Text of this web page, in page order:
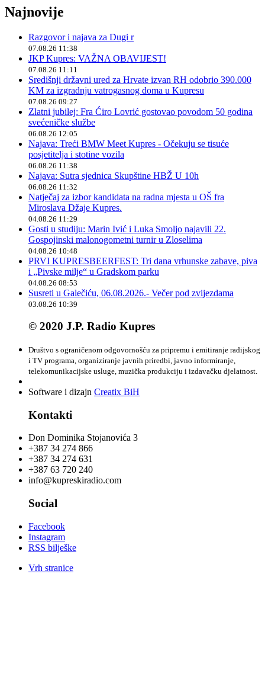
Najnovije
Razgovor i najava za Dugi r
07.08.26 11:38
JKP Kupres: VAŽNA OBAVIJEST!
07.08.26 11:11
Središnji državni ured za Hrvate izvan RH odobrio 390.000
KM za izgradnju vatrogasnog doma u Kupresu
07.08.26 09:27
Zlatni jubilej: Fra Ćiro Lovrić gostovao povodom 50 godina
svećeničke službe
06.08.26 12:05
Najava: Treći BMW Meet Kupres - Očekuju se tisuće
posjetitelja i stotine vozila
06.08.26 11:38
Najava: Sutra sjednica Skupštine HBŽ U 10h
06.08.26 11:32
Natječaj za izbor kandidata na radna mjesta u OŠ fra
Miroslava Džaje Kupres.
04.08.26 11:29
Gosti u studiju: Marin Ivić i Luka Smoljo najavili 22.
Gospojinski malonogometni turnir u Zloselima
04.08.26 10:48
PRVI KUPRESBEERFEST: Tri dana vrhunske zabave, piva
i „Pivske milje“ u Gradskom parku
04.08.26 08:53
Susreti u Galečiću, 06.08.2026.- Večer pod zvijezdama
03.08.26 10:39
© 2020 J.P. Radio Kupres
Društvo s ograničenom odgovornošću za pripremu i emitiranje radijskog
i TV programa, organiziranje javnih priredbi, javno informiranje,
telekomunikacijske usluge, muzička produkciju i izdavačku djelatnost.
Software i dizajn Creatix BiH
Kontakti
Don Dominika Stojanovića 3
+387 34 274 866
+387 34 274 631
+387 63 720 240
info@kupreskiradio.com
Social
Facebook
Instagram
RSS bilješke
Vrh stranice